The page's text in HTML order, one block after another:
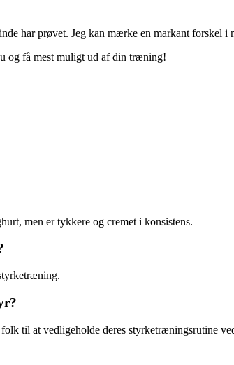
har prøvet. Jeg kan mærke en markant
og få mest muligt ud af din træning!
men er tykkere og cremet i konsistens.
til at vedligeholde deres styrketræningsrutine